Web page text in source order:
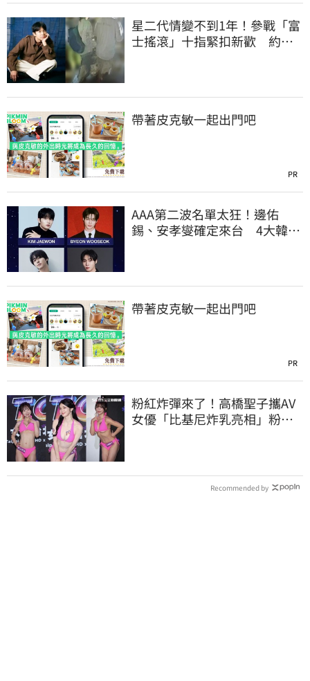
星二代情變不到1年！參戰「富
士搖滾」十指緊扣新歡 約會
帶著皮克敏一起出門吧
PR
AAA第二波名單太狂！邊佑
錫、安孝燮確定來台 4大韓劇
帶著皮克敏一起出門吧
PR
粉紅炸彈來了！高橋聖子攜AV
女優「比基尼炸乳亮相」粉絲
Recommended by